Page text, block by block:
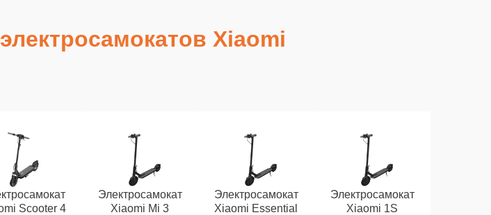
электросамокатов Xiaomi
Scooter 4
Электросамокат
Xiaomi Mi 3
Электросамокат
Xiaomi Essential
Электросамокат
Xiaomi 1S